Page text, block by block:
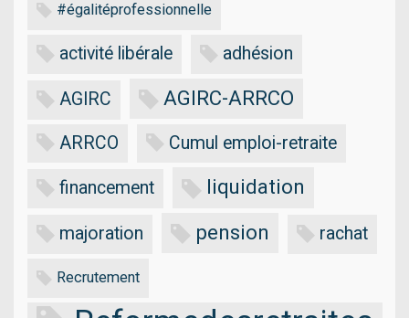
#égalitéprofessionnelle
activité libérale adhésion
AGIRC AGIRC-ARRCO
ARRCO Cumul emploi-retraite
financement liquidation
majoration pension rachat
Recrutement